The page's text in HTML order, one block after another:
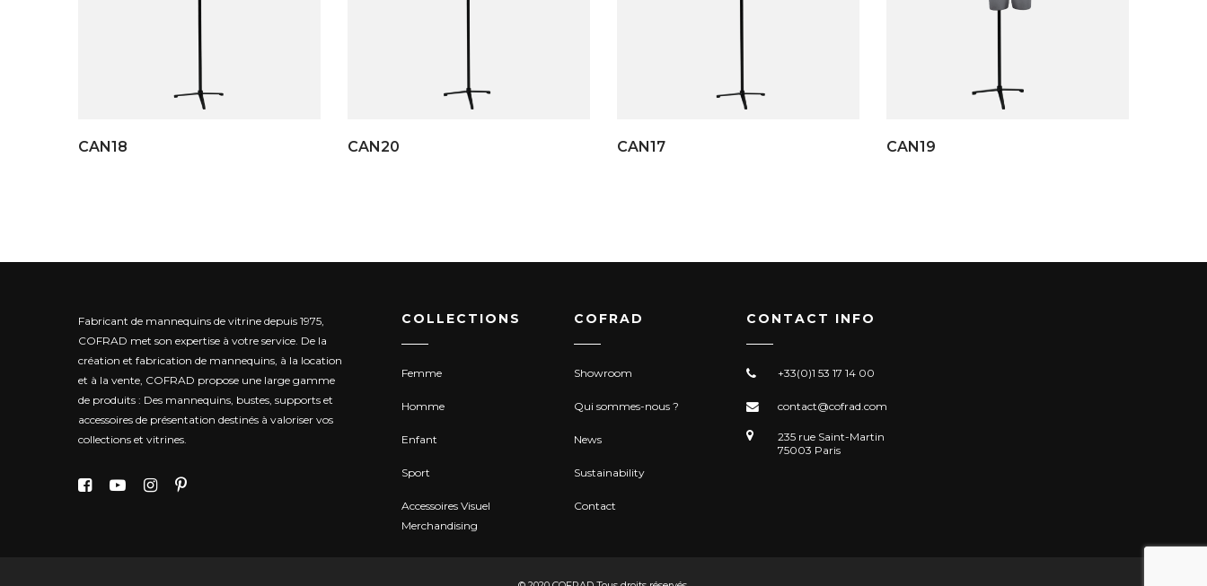
CAN18 CAN20 CAN17 CAN19
Fabricant de mannequins de vitrine depuis 1975,
COFRAD met son expertise à votre service. De la
création et fabrication de mannequins, à la location
et à la vente, COFRAD propose une large gamme
de produits : Des mannequins, bustes, supports et
accessoires de présentation destinés à valoriser vos
collections et vitrines.
COLLECTIONS
Femme
Homme
Enfant
Sport
Accessoires Visuel
Merchandising
COFRAD
Showroom
Qui sommes-nous ?
News
Sustainability
Contact
CONTACT INFO
+33(0)1 53 17 14 00
contact@cofrad.com
235 rue Saint-Martin
75003 Paris